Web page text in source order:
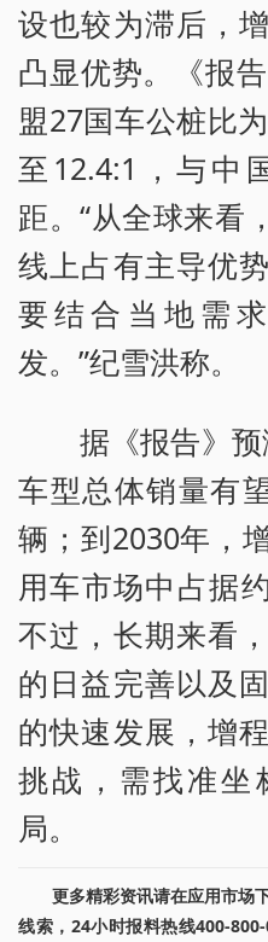
设也较为滞后，
凸显优势。《报
盟27国车公桩比
至12.4:1，与中
距。“从全球来看
线上占有主导优
要结合当地需
发。”纪雪洪称。
据《报告》预
车型总体销量有
辆；到2030年，
用车市场中占据
不过，长期来看
的日益完善以及
的快速发展，增
挑战，需找准坐
局。
更多精彩资讯请在应用市场
线索，24小时报料热线400-